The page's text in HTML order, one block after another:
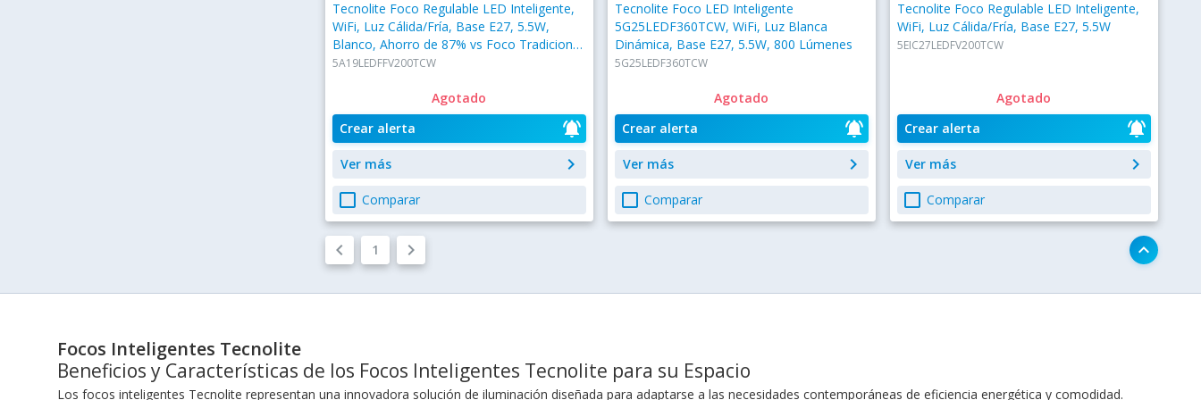
Tecnolite Foco Regulable LED Inteligente,
WiFi, Luz Cálida/Fría, Base E27, 5.5W,
Blanco, Ahorro de 87% vs Foco Tradicional
60W
5A19LEDFFV200TCW
Agotado
notifications_active
Crear alerta
keyboard_arrow_right
Ver más
check_box_outline_blank Comparar
Tecnolite Foco LED Inteligente
5G25LEDF360TCW, WiFi, Luz Blanca
Dinámica, Base E27, 5.5W, 800 Lúmenes
5G25LEDF360TCW
Agotado
notifications_active
Crear alerta
keyboard_arrow_right
Ver más
check_box_outline_blank Comparar
Tecnolite Foco Regulable LED Inteligente,
WiFi, Luz Cálida/Fría, Base E27, 5.5W
5EIC27LEDFV200TCW
Agotado
notifications_active
Crear alerta
keyboard_arrow_right
Ver más
check_box_outline_blank Comparar
keyboard_arrow_left 1 keyboard_arrow_right keyboard_arrow_up
Focos Inteligentes Tecnolite
Beneficios y Características de los Focos Inteligentes Tecnolite para su Espacio
Los focos inteligentes Tecnolite representan una innovadora solución de iluminación diseñada para adaptarse a las necesidades contemporáneas de eficiencia energética y comodidad.